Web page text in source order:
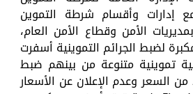
إدارات وأقسام شرطة التموين
الأمن وقطاع الأمن العام،
لضبط الجرائم التموينية أسفرت
(1047) قضية تموينية متنوعة من بينهم ضبط
من السعر وعدم الإعلان عن الأسعار